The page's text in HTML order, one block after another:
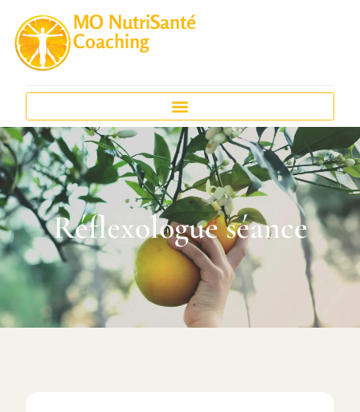
MO NutriSanté
Coaching
Réflexologue séance